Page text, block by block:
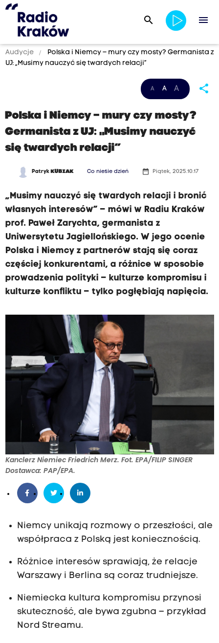
search menu
Audycje
Polska i Niemcy – mury czy mosty? Germanista z
UJ: „Musimy nauczyć się twardych relacji”
A A A share
Polska i Niemcy – mury czy mosty?
Germanista z UJ: „Musimy nauczyć
się twardych relacji”
Patryk KUBIAK Co niesie dzień date_range Piątek, 2025.10.17
„Musimy nauczyć się twardych relacji i bronić
własnych interesów” – mówi w Radiu Kraków
prof. Paweł Zarychta, germanista z
Uniwersytetu Jagiellońskiego. W jego ocenie
Polska i Niemcy z partnerów stają się coraz
częściej konkurentami, a różnice w sposobie
prowadzenia polityki – kulturze kompromisu i
kulturze konfliktu – tylko pogłębiają napięcia.
Kanclerz Niemiec Friedrich Merz. Fot. EPA/FILIP SINGER
Dostawca: PAP/EPA.
Niemcy unikają rozmowy o przeszłości, ale
współpraca z Polską jest koniecznością.
Różnice interesów sprawiają, że relacje
Warszawy i Berlina są coraz trudniejsze.
Niemiecka kultura kompromisu przynosi
skuteczność, ale bywa zgubna – przykład
Nord Streamu.